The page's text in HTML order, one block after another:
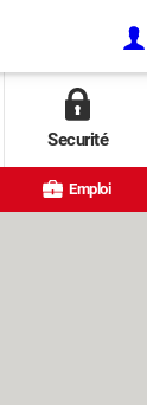
Securité
Emploi